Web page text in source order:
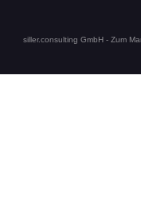
siller.consulting GmbH - Zum